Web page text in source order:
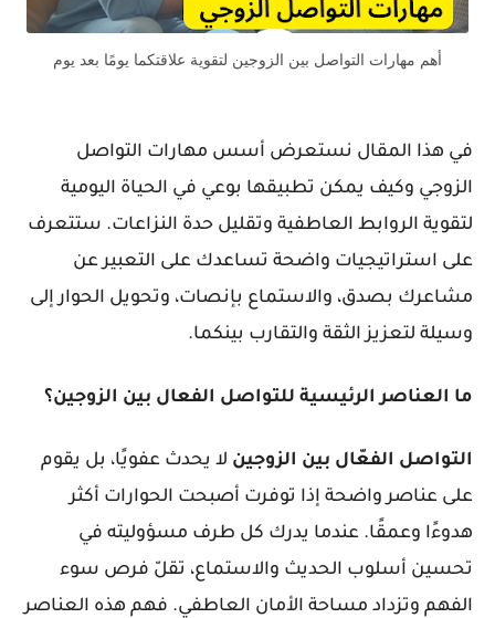
أهم مهارات التواصل بين الزوجين لتقوية علاقتكما يومًا بعد يوم
في هذا المقال نستعرض أسس مهارات التواصل
الزوجي وكيف يمكن تطبيقها بوعي في الحياة اليومية
لتقوية الروابط العاطفية وتقليل حدة النزاعات. ستتعرف
على استراتيجيات واضحة تساعدك على التعبير عن
مشاعرك بصدق، والاستماع بإنصات، وتحويل الحوار إلى
وسيلة لتعزيز الثقة والتقارب بينكما.
ما العناصر الرئيسية للتواصل الفعال بين الزوجين؟
التواصل الفعّال بين الزوجين لا يحدث عفويًا، بل يقوم
على عناصر واضحة إذا توفرت أصبحت الحوارات أكثر
هدوءًا وعمقًا. عندما يدرك كل طرف مسؤوليته في
تحسين أسلوب الحديث والاستماع، تقلّ فرص سوء
الفهم وتزداد مساحة الأمان العاطفي. فهم هذه العناصر